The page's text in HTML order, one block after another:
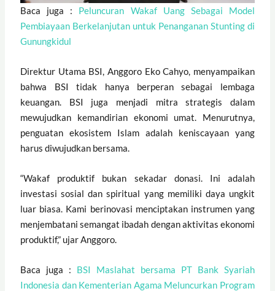
Baca juga : Peluncuran Wakaf Uang Sebagai Model
Pembiayaan Berkelanjutan untuk Penanganan Stunting di
Gunungkidul
Direktur Utama BSI, Anggoro Eko Cahyo, menyampaikan
bahwa BSI tidak hanya berperan sebagai lembaga
keuangan. BSI juga menjadi mitra strategis dalam
mewujudkan kemandirian ekonomi umat. Menurutnya,
penguatan ekosistem Islam adalah keniscayaan yang
harus diwujudkan bersama.
“Wakaf produktif bukan sekadar donasi. Ini adalah
investasi sosial dan spiritual yang memiliki daya ungkit
luar biasa. Kami berinovasi menciptakan instrumen yang
menjembatani semangat ibadah dengan aktivitas ekonomi
produktif,” ujar Anggoro.
Baca juga : BSI Maslahat bersama PT Bank Syariah
Indonesia dan Kementerian Agama Meluncurkan Program